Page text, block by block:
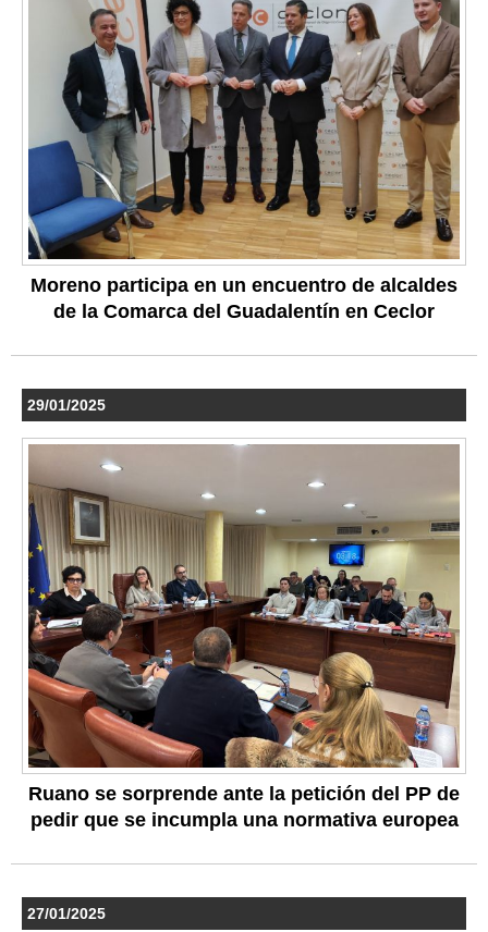
Moreno participa en un encuentro de alcaldes
de la Comarca del Guadalentín en Ceclor
29/01/2025
Ruano se sorprende ante la petición del PP de
pedir que se incumpla una normativa europea
27/01/2025